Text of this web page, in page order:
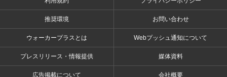
推奨環境 お問い合わせ
ウォーカープラスとは Webプッシュ通知について
プレスリリース・情報提供 媒体資料
広告掲載について 会社概要